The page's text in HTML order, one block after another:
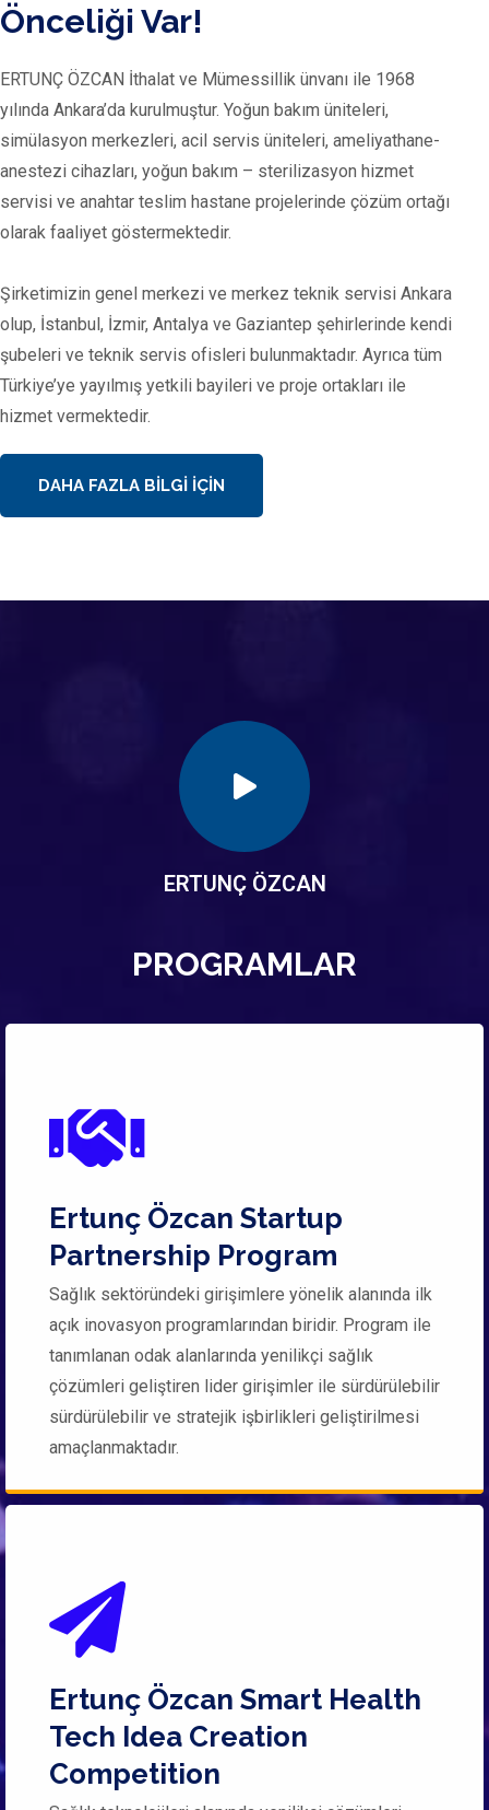
Önceliği Var!
ERTUNÇ ÖZCAN İthalat ve Mümessillik ünvanı ile 1968
yılında Ankara’da kurulmuştur. Yoğun bakım üniteleri,
simülasyon merkezleri, acil servis üniteleri, ameliyathane-
anestezi cihazları, yoğun bakım – sterilizasyon hizmet
servisi ve anahtar teslim hastane projelerinde çözüm ortağı
olarak faaliyet göstermektedir.
Şirketimizin genel merkezi ve merkez teknik servisi Ankara
olup, İstanbul, İzmir, Antalya ve Gaziantep şehirlerinde kendi
şubeleri ve teknik servis ofisleri bulunmaktadır. Ayrıca tüm
Türkiye’ye yayılmış yetkili bayileri ve proje ortakları ile
hizmet vermektedir.​
DAHA FAZLA BILGI İÇIN
ERTUNÇ ÖZCAN
PROGRAMLAR
Ertunç Özcan Startup
Partnership Program
Sağlık sektöründeki girişimlere yönelik alanında ilk
açık inovasyon programlarından biridir. Program ile
tanımlanan odak alanlarında yenilikçi sağlık
çözümleri geliştiren lider girişimler ile sürdürülebilir
sürdürülebilir ve stratejik işbirlikleri geliştirilmesi
amaçlanmaktadır.
Ertunç Özcan Smart Health
Tech Idea Creation
Competition